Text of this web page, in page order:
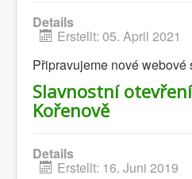
Geschichte
Kalender
Kontakte
Gemeinden
Nachrichten
Details
Erstellt: 05. April 2021
Připravujeme nové webové
Slavnostní
Kořenově
Details
Erstellt: 16. Juni 2019